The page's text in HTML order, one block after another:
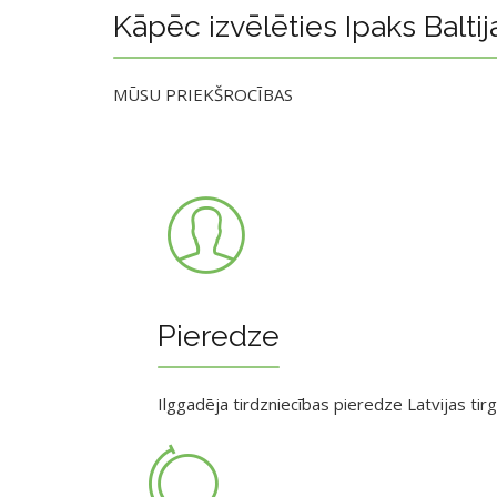
Kāpēc izvēlēties Ipaks
MŪSU PRIEKŠROCĪBAS
Pieredze
Ilggadēja tirdzniecības pieredze Latvijas